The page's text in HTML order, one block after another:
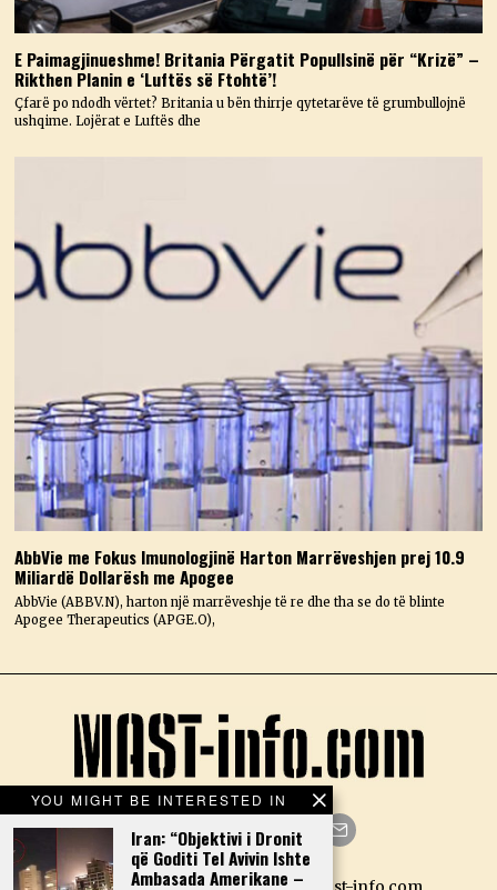
E Paimagjinueshme! Britania Përgatit Popullsinë për “Krizë” –
Rikthen Planin e ‘Luftës së Ftohtë’!
Çfarë po ndodh vërtet? Britania u bën thirrje qytetarëve të grumbullojnë
ushqime. Lojërat e Luftës dhe
AbbVie me Fokus Imunologjinë Harton Marrëveshjen prej 10.9
Miliardë Dollarësh me Apogee
AbbVie (ABBV.N), harton një marrëveshje të re dhe tha se do të blinte
Apogee Therapeutics (APGE.O),
YOU MIGHT BE INTERESTED IN
Iran: “Objektivi i Dronit
që Goditi Tel Avivin Ishte
Ambasada Amerikane –
Facebook
TwitterInstagram
LinkedInYouTube